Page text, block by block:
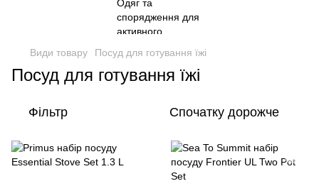
Види товару Посуд для готування їжі
Посуд для готування їжі
Фільтр Спочатку дорожче